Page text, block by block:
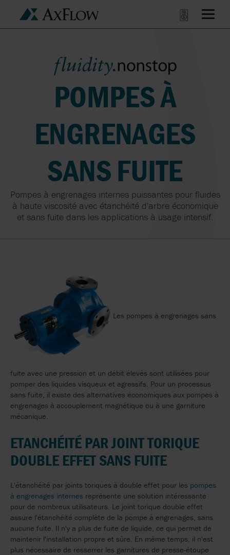
POMPES À
ENGRENAGES
SANS FUITE
Pompes à engrenages internes puissantes pour fluides
à haute viscosité avec étanchéité d'arbre économique
et sans fuite dans les applications à usage intensif.
Les pompes à engrenages sans
fuite avec une pression et un débit élevés sont utilisées pour
pomper des liquides visqueux et agressifs. Pour un processus
sans fuite, il existe des alternatives économiques aux pompes à
engrenages à accouplement magnétique ou à une garniture
mécanique.
ETANCHÉITÉ PAR JOINT TORIQUE
DOUBLE EFFET SANS FUITE
L'étanchéité par joints toriques à double effet pour les pompes
à engrenages internes représente une solution intéressante
pour de nombreux utilisateurs. Le joint torique double effet
assure l'étanchéité complète de la pompe à engrenages, sans
aucune fuite. Il n'y a plus de fuite de liquide, ce qui permet de
maintenir l'installation propre et sûre. En même temps, il n'est
plus nécessaire de resserrer les garnitures de presse-étoupe